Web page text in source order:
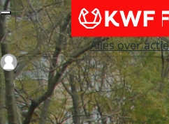
Alles over
Login